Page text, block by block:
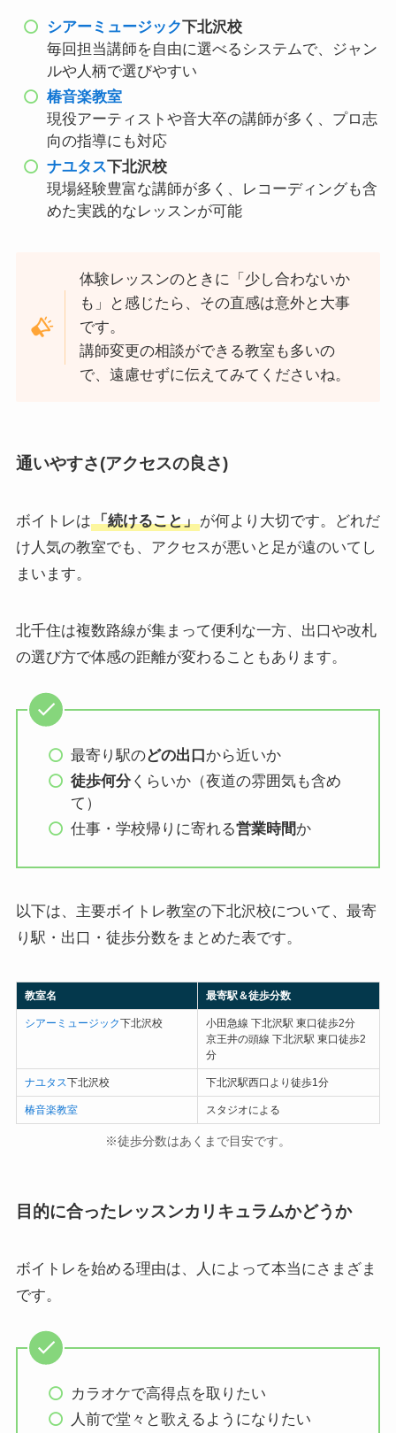
シアーミュージック下北沢校
毎回担当講師を自由に選べるシステムで、ジャン
ルや人柄で選びやすい
椿音楽教室
現役アーティストや音大卒の講師が多く、プロ志
向の指導にも対応
ナユタス下北沢校
現場経験豊富な講師が多く、レコーディングも含
めた実践的なレッスンが可能
体験レッスンのときに「少し合わないか
も」と感じたら、その直感は意外と大事
です。
講師変更の相談ができる教室も多いの
で、遠慮せずに伝えてみてくださいね。
通いやすさ(アクセスの良さ)
ボイトレは「続けること」が何より大切です。どれだ
け人気の教室でも、アクセスが悪いと足が遠のいてし
まいます。
北千住は複数路線が集まって便利な一方、出口や改札
の選び方で体感の距離が変わることもあります。
最寄り駅のどの出口から近いか
徒歩何分 くらいか（夜道の雰囲気も含め
て）
仕事・学校帰りに寄れる営業時間か
以下は、主要ボイトレ教室の下北沢校について、最寄
り駅・出口・徒歩分数をまとめた表です。
教室名 最寄駅＆徒歩分数
シアーミュージック下北沢校
小田急線 下北沢駅 東口徒歩2分
京王井の頭線 下北沢駅 東口徒歩2
分
ナユタス下北沢校 下北沢駅西口より徒歩1分
椿音楽教室 スタジオによる
※徒歩分数はあくまで目安です。
目的に合ったレッスンカリキュラムかどうか
ボイトレを始める理由は、人によって本当にさまざま
です。
カラオケで高得点を取りたい
人前で堂々と歌えるようになりたい